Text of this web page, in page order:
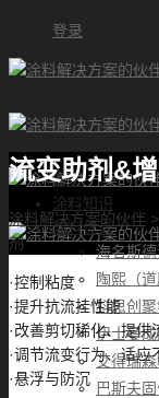
登录
首页
涂料知识
涂料优选
海名斯
陶熙（
科思创
伊士曼
艾得瑞
巴斯夫
流变助剂&
涂料解决方案的伙伴 >
剂
·控制粘度
·提升抗流挂性能
·改善剪切稀化、提供
·调节流变行为、适应
·悬浮与防沉